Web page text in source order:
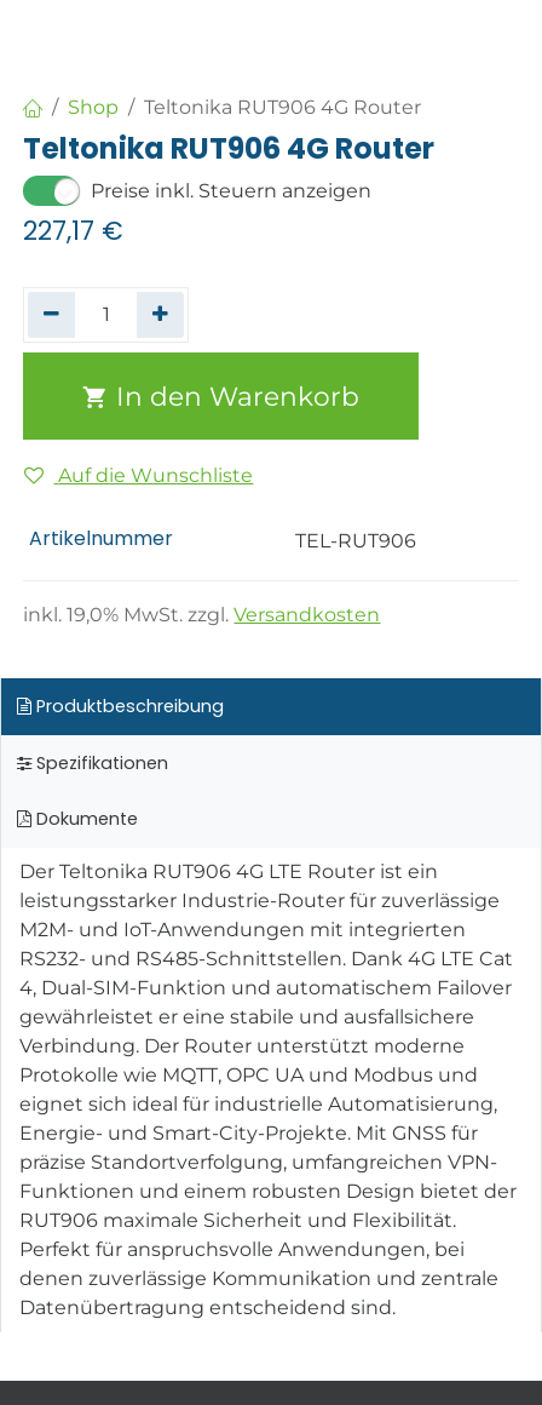
Shop Teltonika RUT906 4G Router
Teltonika RUT906 4G Router
Preise inkl. Steuern anzeigen
227,17 €
In den Warenkorb
Auf die Wunschliste
Artikelnummer TEL-RUT906
inkl.19,0% MwSt. zzgl.Versandkosten
Produktbeschreibung
Spezifikationen
Dokumente
Der Teltonika RUT906 4G LTE Router ist ein
leistungsstarker Industrie-Router für zuverlässige
M2M- und IoT-Anwendungen mit integrierten
RS232- und RS485-Schnittstellen. Dank 4G LTE Cat
4, Dual-SIM-Funktion und automatischem Failover
gewährleistet er eine stabile und ausfallsichere
Verbindung. Der Router unterstützt moderne
Protokolle wie MQTT, OPC UA und Modbus und
eignet sich ideal für industrielle Automatisierung,
Energie- und Smart-City-Projekte. Mit GNSS für
präzise Standortverfolgung, umfangreichen VPN-
Funktionen und einem robusten Design bietet der
RUT906 maximale Sicherheit und Flexibilität.
Perfekt für anspruchsvolle Anwendungen, bei
denen zuverlässige Kommunikation und zentrale
Datenübertragung entscheidend sind.